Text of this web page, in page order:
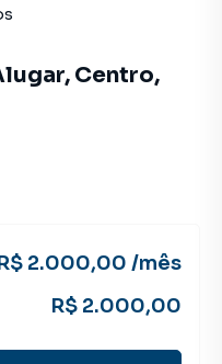
Centro,
2.000,00 /mês
R$ 2.000,00